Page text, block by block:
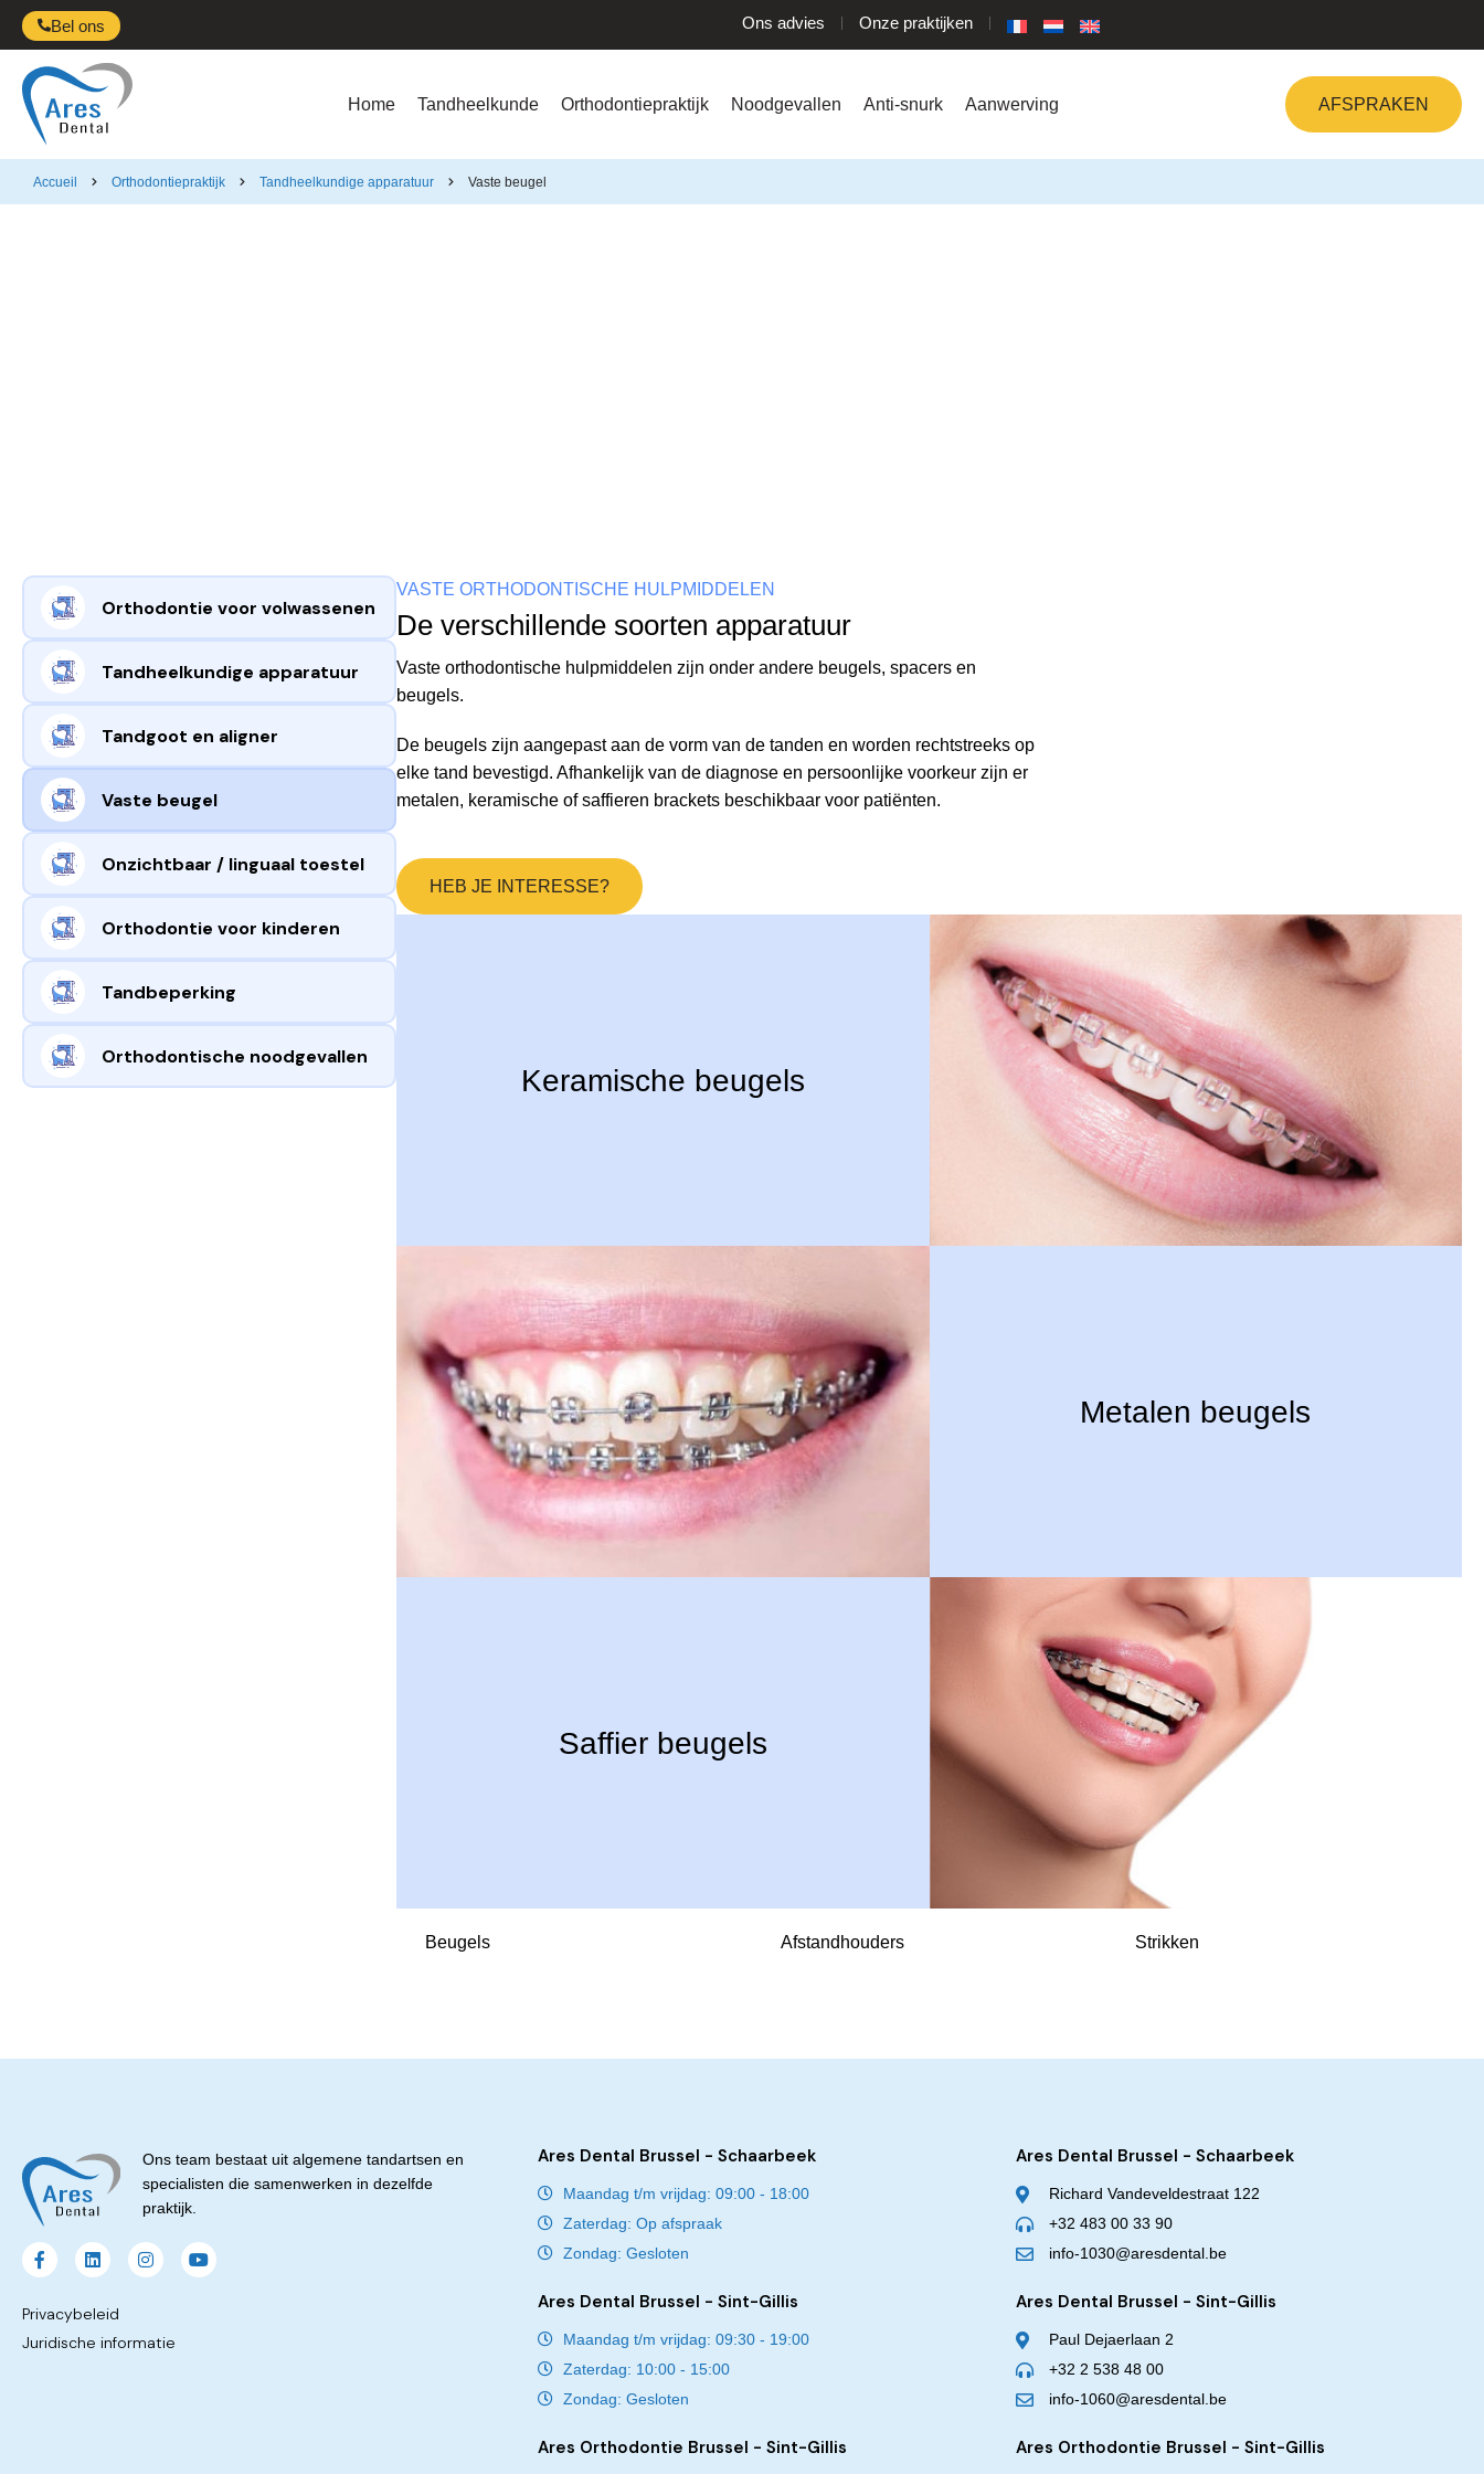
Bel ons Ons advies Onze praktijken
Home Tandheelkunde Orthodontiepraktijk Noodgevallen Anti-snurk Aanwerving AFSPRAKEN
Accueil Orthodontiepraktijk Tandheelkundige apparatuur Vaste beugel
Orthodontie voor volwassenen
Tandheelkundige apparatuur
Tandgoot en aligner
Vaste beugel
Onzichtbaar / linguaal toestel
Orthodontie voor kinderen
Tandbeperking
Orthodontische noodgevallen
VASTE ORTHODONTISCHE HULPMIDDELEN
De verschillende soorten apparatuur
Vaste orthodontische hulpmiddelen zijn onder andere beugels, spacers en
beugels.
De beugels zijn aangepast aan de vorm van de tanden en worden rechtstreeks op
elke tand bevestigd. Afhankelijk van de diagnose en persoonlijke voorkeur zijn er
metalen, keramische of saffieren brackets beschikbaar voor patiënten.
HEB JE INTERESSE?
Keramische beugels
Metalen beugels
Saffier beugels
Beugels Afstandhouders Strikken
Ons team bestaat uit algemene tandartsen en
specialisten die samenwerken in dezelfde
praktijk.
Privacybeleid
Juridische informatie
Ares Dental Brussel - Schaarbeek
Maandag t/m vrijdag: 09:00 - 18:00
Zaterdag: Op afspraak
Zondag: Gesloten
Ares Dental Brussel - Sint-Gillis
Maandag t/m vrijdag: 09:30 - 19:00
Zaterdag: 10:00 - 15:00
Zondag: Gesloten
Ares Orthodontie Brussel - Sint-Gillis
Ares Dental Brussel - Schaarbeek
Richard Vandeveldestraat 122
+32 483 00 33 90
info-1030@aresdental.be
Ares Dental Brussel - Sint-Gillis
Paul Dejaerlaan 2
+32 2 538 48 00
info-1060@aresdental.be
Ares Orthodontie Brussel - Sint-Gillis